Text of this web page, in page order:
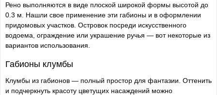
Рено выполняются в виде плоской широкой формы высотой до
0.3 м. Нашли свое применение эти габионы и в оформлении
придомовых участков. Островок посреди искусственного
водоема, ограждение или украшение ручья — вот некоторые из
вариантов использования.
Габионы клумбы
Клумбы из габионов — полный простор для фантазии. Оттенить
и подчеркнуть красоту цветущих насаждений можно